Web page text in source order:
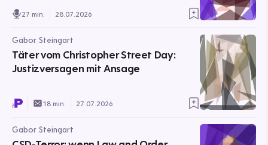
27 min. 28.07.2026
Gabor Steingart
Täter vom Christopher Street Day:
Justizversagen mit Ansage
18 min. 27.07.2026
Gabor Steingart